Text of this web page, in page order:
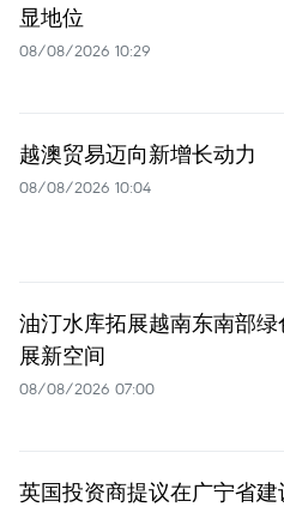
显地位
08/08/2026 10:29
越澳贸易迈向新增长动力
08/08/2026 10:04
油汀水库拓展越南东南部
展新空间
08/08/2026 07:00
英国投资商提议在广宁省建